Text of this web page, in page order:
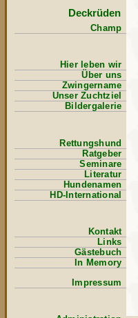
Deckrüden
Champ
Hier leben wir
Über uns
Zwingername
Unser Zuchtziel
Bildergalerie
Rettungshund
Ratgeber
Seminare
Literatur
Hundenamen
HD-International
Kontakt
Links
Gästebuch
In Memory
Impressum